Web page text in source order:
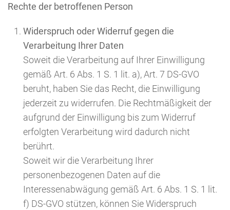
Rechte der betroffenen Person
Widerspruch oder Widerruf gegen die
Verarbeitung Ihrer Daten
Soweit die Verarbeitung auf Ihrer Einwilligung
gemäß Art. 6 Abs. 1 S. 1 lit. a), Art. 7 DS-GVO
beruht, haben Sie das Recht, die Einwilligung
jederzeit zu widerrufen. Die Rechtmäßigkeit der
aufgrund der Einwilligung bis zum Widerruf
erfolgten Verarbeitung wird dadurch nicht
berührt.
Soweit wir die Verarbeitung Ihrer
personenbezogenen Daten auf die
Interessenabwägung gemäß Art. 6 Abs. 1 S. 1 lit.
f) DS-GVO stützen, können Sie Widerspruch